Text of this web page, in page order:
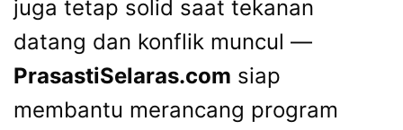
juga tetap solid saat tekanan
datang dan konflik muncul —
PrasastiSelaras.com siap
membantu merancang program